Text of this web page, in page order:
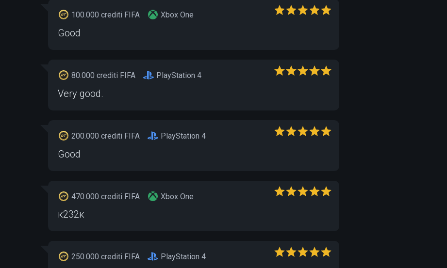
100.000 crediti FIFA Xbox One
Good
80.000 crediti FIFA PlayStation 4
Very good.
200.000 crediti FIFA PlayStation 4
Good
470.000 crediti FIFA Xbox One
к232к
250.000 crediti FIFA
PlayStation 4